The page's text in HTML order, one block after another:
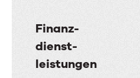
Finanz-
dienst-
leistungen